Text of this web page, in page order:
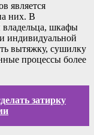
является
них. В
владельца, шкафы
индивидуальной
вытяжку, сушилку
процессы более
затирку